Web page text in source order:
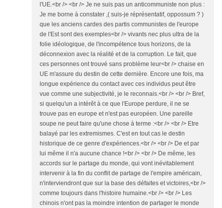
l'UE.<br /> <br /> Je ne suis pas un anticommuniste non plus :
Je me borne à constater ,( suis-je réprésentatif, oppossum ? )
que les anciens cardes des partis communistes de l'europe
de l'Est sont des exemples<br /> vivants nec plus ultra de la
folie idéologique, de l'incompétence tous horizons, de la
déconnexion avec la réalité et de la corruption. Le fait, que
ces personnes ont trouvé sans problème leur<br /> chaise en
UE m'assure du destin de cette dernière. Encore une fois, ma
longue expérience du contact avec ces individus peut être
vue comme une subjectivité, je le reconnais.<br /> <br /> Bref,
si quelqu'un a intérêt à ce que l'Europe perdure, il ne se
trouve pas en europe et n'est pas européen. Une pareille
soupe ne peut faire qu'une chose à terme :<br /> <br /> Etre
balayé par les extremismes. C'est en tout cas le destin
historique de ce genre d'expériences.<br /> <br /> De et par
lui même il n'a aucune chance !<br /> <br /> De même, les
accords sur le partage du monde, qui vont inévitablement
intervenir à la fin du conflit de partage de l'empire américain,
n'interviendront que sur la base des défaites et victoires,<br />
comme toujours dans l'histoire humaine.<br /> <br /> Les
chinois n'ont pas la moindre intention de partager le monde